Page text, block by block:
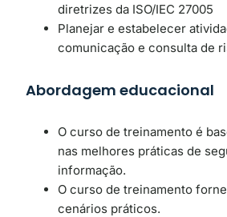
diretrizes da ISO/IEC 27005
Planejar e estabelecer
comunicação e consulta de
Abordagem educacional
O curso de treinamento é
nas melhores práticas de
informação.
O curso de treinamento
cenários práticos.